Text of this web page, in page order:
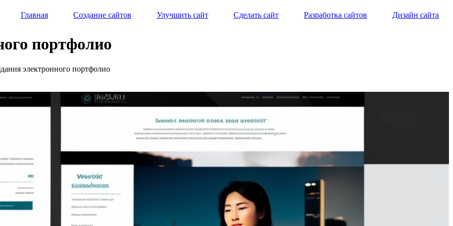
Главная Создание сайтов Улучшить сайт Сделать сайт Разработка сайтов Дизайн сайта
портфолио
электронного портфолио